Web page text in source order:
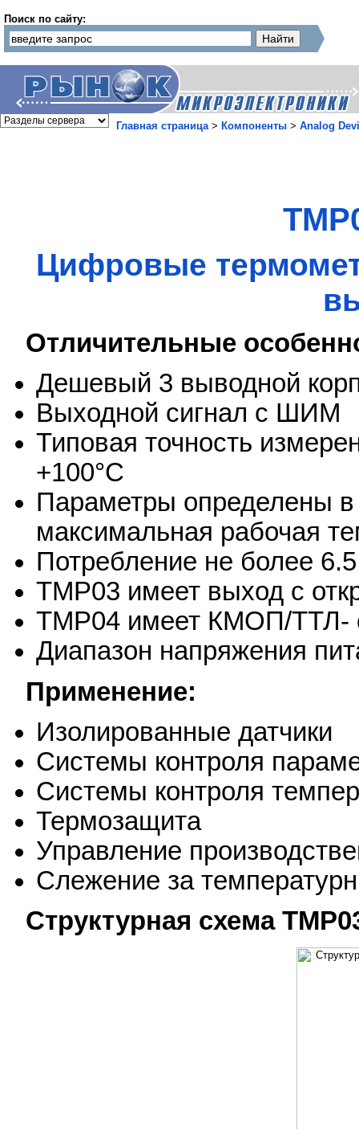
Поиск по сайту:
Главная страница> Компоненты > Analog
Цифровые
Отличительные
Дешевый 3 выводной
Выходной сигнал с ШИМ
Типовая точность
+100°C
Параметры определены в
максимальная рабочая
Потребление не более
TMP03 имеет выход с
TMP04 имеет КМОП/ТТЛ-
Диапазон напряжения
Применение:
Изолированные датчики
Системы контроля
Системы контроля
Термозащита
Управление
Слежение за
Структурная схема